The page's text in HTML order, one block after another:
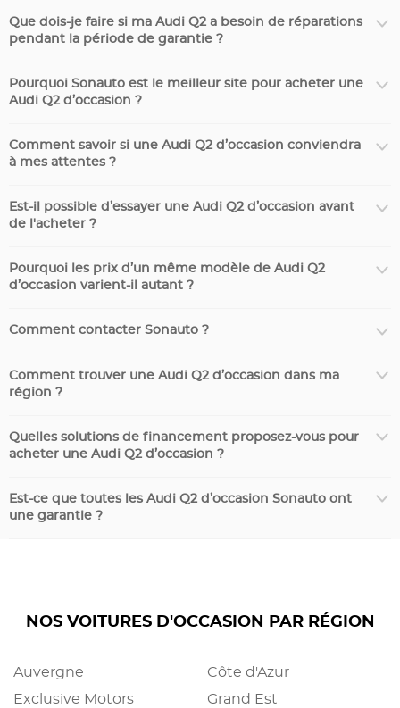
Que dois-je faire si ma Audi Q2 a besoin de réparations
pendant la période de garantie ?
Pourquoi Sonauto est le meilleur site pour acheter une
Audi Q2 d’occasion ?
Comment savoir si une Audi Q2 d’occasion conviendra
à mes attentes ?
Est-il possible d’essayer une Audi Q2 d’occasion avant
de l'acheter ?
Pourquoi les prix d’un même modèle de Audi Q2
d’occasion varient-il autant ?
Comment contacter Sonauto ?
Comment trouver une Audi Q2 d’occasion dans ma
région ?
Quelles solutions de financement proposez-vous pour
acheter une Audi Q2 d’occasion ?
Est-ce que toutes les Audi Q2 d’occasion Sonauto ont
une garantie ?
NOS VOITURES D'OCCASION PAR RÉGION
Auvergne
Côte d'Azur
Exclusive Motors
Grand Est